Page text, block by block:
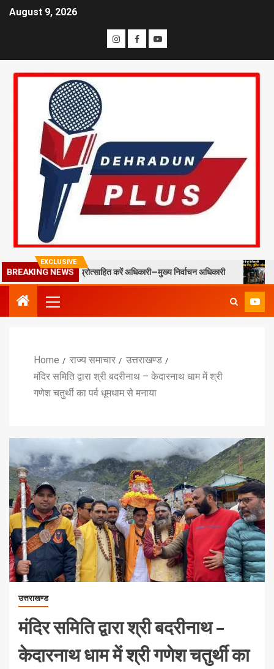
August 9, 2026
EXCLUSIVE
BREAKING NEWS
स्टाफ को प्रोत्साहित करें अधिकारी—मुख्य निर्वाचन अधिकारी मसूरी में
Home राज्य समाचार
उत्तराखण्ड
मंदिर समिति द्वारा श्री बदरीनाथ – केदारनाथ धाम में श्री
गणेश चतुर्थी का पर्व धूमधाम से मनाया
उत्तराखण्ड
मंदिर समिति द्वारा श्री बदरीनाथ –
केदारनाथ धाम में श्री गणेश चतुर्थी का